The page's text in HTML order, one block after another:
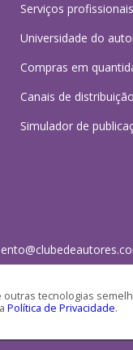
outras tecnologias
Política de Privacidade.
Serviços profissionais
Universidade do
Compras em
Canais de distribuição
Simulador de
S/A - CNPJ: 16.779.786/0001-27